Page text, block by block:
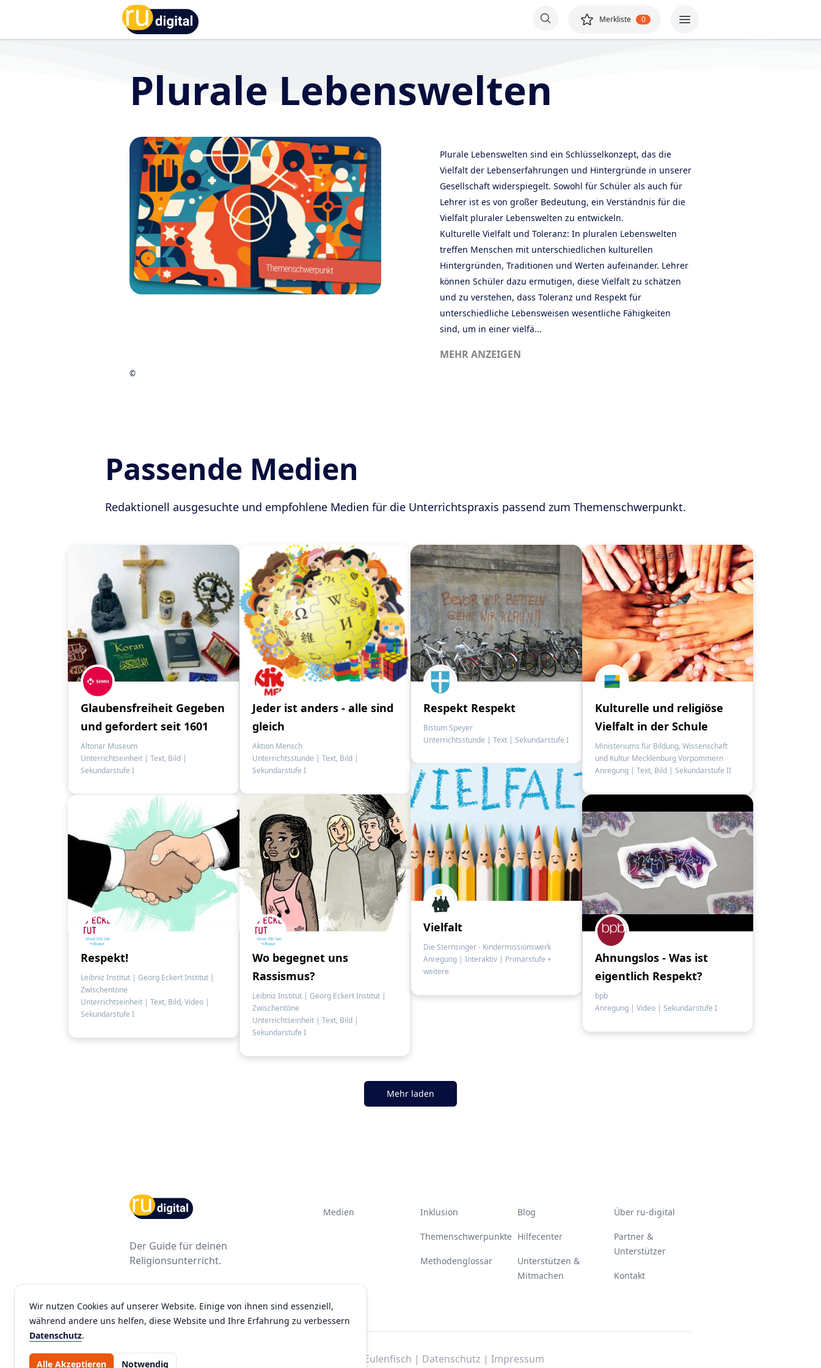
RU-digital
Merkliste 0
Plurale Lebenswelten
Plurale Lebenswelten sind ein Schlüsselkonzept, das die
Vielfalt der Lebenserfahrungen und Hintergründe in unserer
Gesellschaft widerspiegelt. Sowohl für Schüler als auch für
Lehrer ist es von großer Bedeutung, ein Verständnis für die
Vielfalt pluraler Lebenswelten zu entwickeln.
Kulturelle Vielfalt und Toleranz: In pluralen Lebenswelten
treffen Menschen mit unterschiedlichen kulturellen
Hintergründen, Traditionen und Werten aufeinander. Lehrer
können Schüler dazu ermutigen, diese Vielfalt zu schätzen
und zu verstehen, dass Toleranz und Respekt für
unterschiedliche Lebensweisen wesentliche Fähigkeiten
sind, um in einer vielfä...
MEHR ANZEIGEN
©
Passende Medien
Redaktionell ausgesuchte und empfohlene Medien für die Unterrichtspraxis passend zum Themenschwerpunkt.
Glaubensfreiheit Gegeben
und gefordert seit 1601
Altonar Museum
Unterrichtseinheit | Text, Bild |
Sekundarstufe I
Respekt!
Leibniz Institut | Georg Eckert Institut |
Zwischentöne
Unterrichtseinheit | Text, Bild, Video |
Sekundarstufe I
Jeder ist anders - alle sind
gleich
Aktion Mensch
Unterrichtsstunde | Text, Bild|
Sekundarstufe I
Wo begegnet uns
Rassismus?
Leibniz Institut | Georg Eckert Institut |
Zwischentöne
Unterrichtseinheit| Text, Bild|
Sekundarstufe I
Respekt Respekt
Bistum Speyer
Unterrichtsstunde | Text | Sekundarstufe I
Vielfalt
Die Sternsinger - Kindermissionswerk
Anregung | Interaktiv | Primarstufe +
weitere
Kulturelle und religiöse
Vielfalt in der Schule
Ministeriums für Bildung, Wissenschaft
und Kultur Mecklenburg Vorpommern
Anregung| Text, Bild| Sekundarstufe II
Ahnungslos - Was ist
eigentlich Respekt?
bpb
Anregung| Video| Sekundarstufe I
Mehr laden
Wir nutzen Cookies auf unserer Website. Einige von ihnen sind essenziell,
während andere uns helfen, diese Website und Ihre Erfahrung zu verbessern
Datenschutz.
Alle Akzeptieren Notwendig
Der Guide für deinen
Religionsunterricht.
Medien Inklusion
Themenschwerpunkte
Methodenglossar
Blog
Hilfecenter
Unterstützen &
Mitmachen
Über ru-digital
Partner &
Unterstützer
Kontakt
© 2026 ru-digital | Eulenfisch | Datenschutz | Impressum